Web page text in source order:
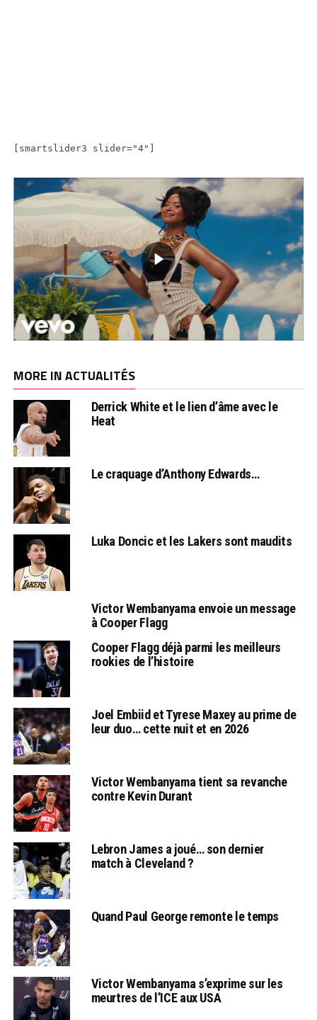
[smartslider3 slider="4"]
MORE IN ACTUALITÉS
Derrick White et le lien d’âme avec le
Heat
Le craquage d’Anthony Edwards…
Luka Doncic et les Lakers sont maudits
Victor Wembanyama envoie un message
à Cooper Flagg
Cooper Flagg déjà parmi les meilleurs
rookies de l’histoire
Joel Embiid et Tyrese Maxey au prime de
leur duo… cette nuit et en 2026
Victor Wembanyama tient sa revanche
contre Kevin Durant
Lebron James a joué… son dernier
match à Cleveland ?
Quand Paul George remonte le temps
Victor Wembanyama s’exprime sur les
meurtres de l’ICE aux USA